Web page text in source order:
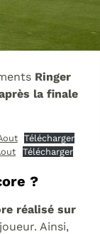
Ringer
la finale
Télécharger
Télécharger
?
réalisé sur
Ainsi,